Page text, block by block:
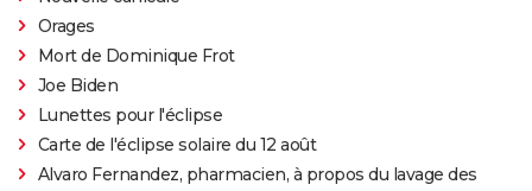
Orages
Mort de Dominique Frot
Joe Biden
Lunettes pour l'éclipse
Carte de l'éclipse solaire du 12 août
Alvaro Fernandez, pharmacien, à propos du lavage des